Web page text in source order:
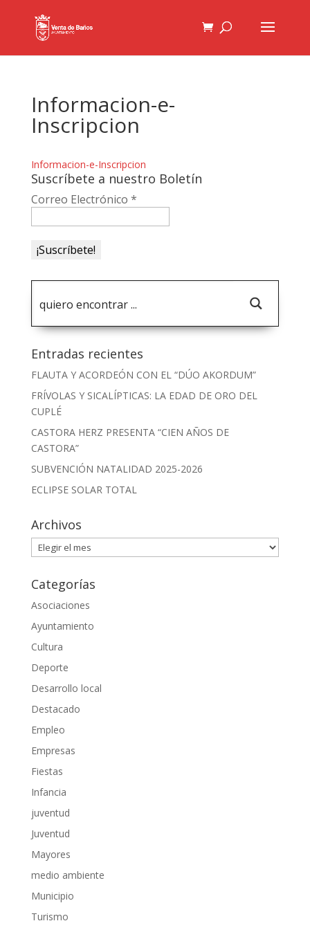
Informacion-e-
Inscripcion
Informacion-e-Inscripcion
Suscríbete a nuestro Boletín
Correo Electrónico *
Entradas recientes
FLAUTA Y ACORDEÓN CON EL “DÚO AKORDUM”
FRÍVOLAS Y SICALÍPTICAS: LA EDAD DE ORO DEL
CUPLÉ
CASTORA HERZ PRESENTA “CIEN AÑOS DE
CASTORA”
SUBVENCIÓN NATALIDAD 2025-2026
ECLIPSE SOLAR TOTAL
Archivos
Archivos
Categorías
Asociaciones
Ayuntamiento
Cultura
Deporte
Desarrollo local
Destacado
Empleo
Empresas
Fiestas
Infancia
juventud
Juventud
Mayores
medio ambiente
Municipio
Turismo